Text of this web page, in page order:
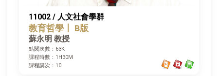
11002 / 人文社會學群
教育哲學〡 B版
蘇永明 教授
點閱次數：63K
課程時數：1H30M
課程講次：10